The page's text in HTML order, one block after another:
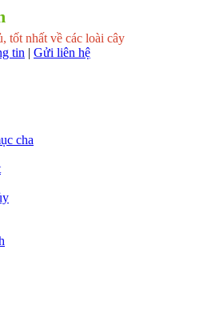
tốt nhất về các loài cây
tin | Gửi liên hệ
cha